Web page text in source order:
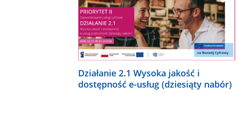
Działanie 2.1 Wysoka jakość i
dostępność e-usług (dziesiąty nabór)